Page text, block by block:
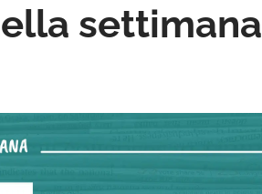
settimana